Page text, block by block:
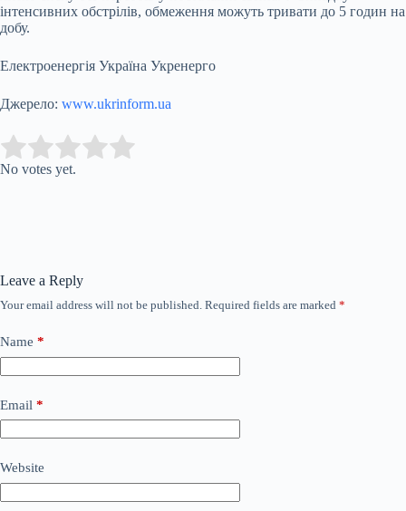
інтенсивних обстрілів, обмеження можуть тривати до 5 годин на
добу.
Електроенергія Україна Укренерго
Джерело: www.ukrinform.ua
Rate this item:
No votes yet.
Leave a Reply
Your email address will not be published. Required fields are marked *
Name *
Email *
Website